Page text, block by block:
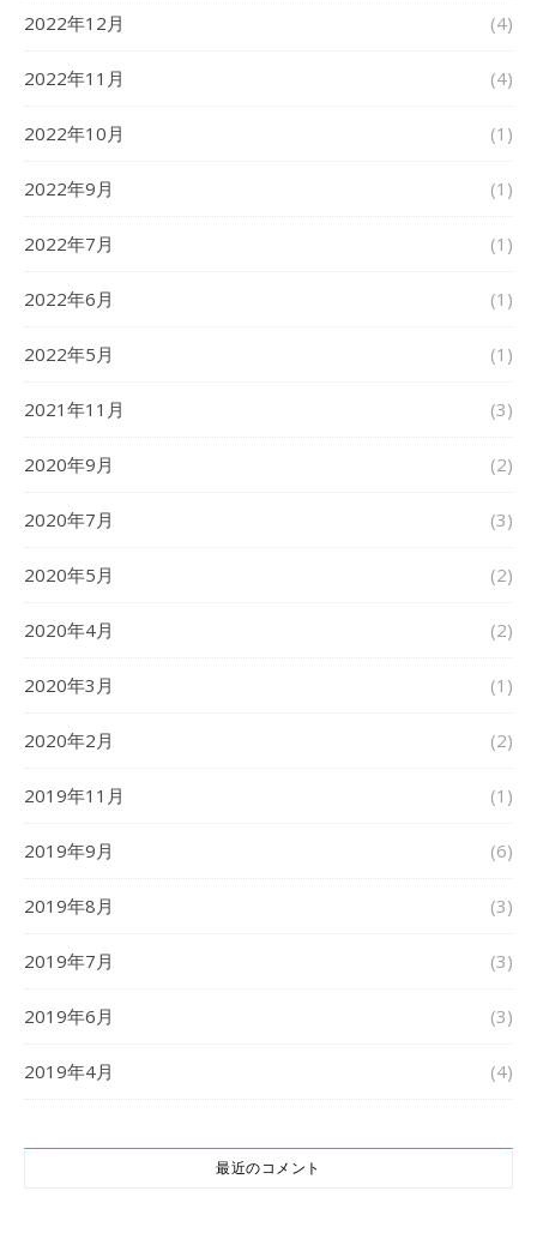
2022年12月 (4)
2022年11月 (4)
2022年10月 (1)
2022年9月 (1)
2022年7月 (1)
2022年6月 (1)
2022年5月 (1)
2021年11月 (3)
2020年9月 (2)
2020年7月 (3)
2020年5月 (2)
2020年4月 (2)
2020年3月 (1)
2020年2月 (2)
2019年11月 (1)
2019年9月 (6)
2019年8月 (3)
2019年7月 (3)
2019年6月 (3)
2019年4月 (4)
最近のコメント